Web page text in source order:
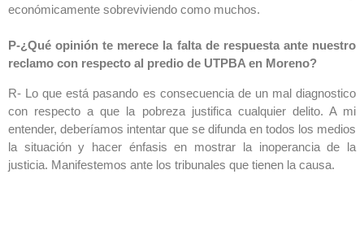
económicamente sobreviviendo como muchos.
P-¿Qué opinión te merece la falta de respuesta ante nuestro
reclamo con respecto al predio de UTPBA en Moreno?
R- Lo que está pasando es consecuencia de un mal diagnostico
con respecto a que la pobreza justifica cualquier delito. A mi
entender, deberíamos intentar que se difunda en todos los medios
la situación y hacer énfasis en mostrar la inoperancia de la
justicia. Manifestemos ante los tribunales que tienen la causa.